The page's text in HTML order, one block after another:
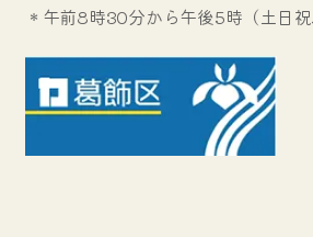
＊午前8時30分から午後5時（土日祝